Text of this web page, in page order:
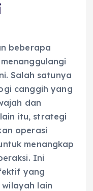
beberapa
Salah satunya
canggih yang
dan
itu, strategi
operasi
menangkap
Ini
yang
lain